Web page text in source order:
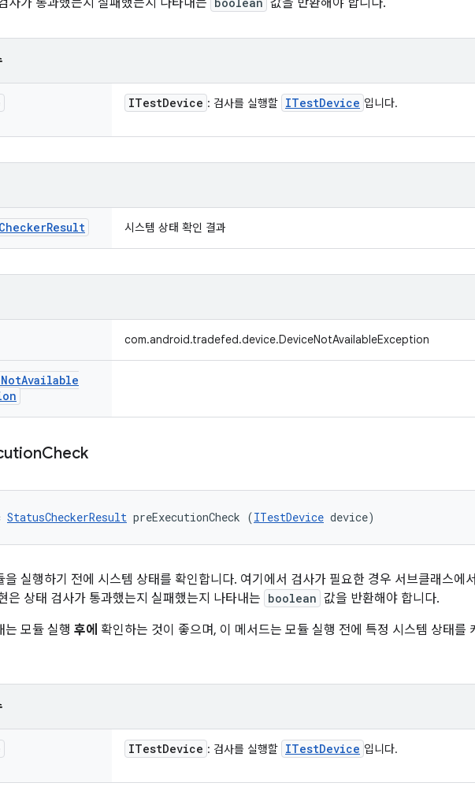
사가 통과했는지 실패했는지 나타내는
값을 반환해야 합니다.
ITestDevice : 검사를 실행할 ITestDevice 입니다.
CheckerResult 시스템 상태 확인 결과
com.android.tradefed.device.DeviceNotAvailableException
NotAvailable
Check
StatusCheckerResult preExecutionCheck (ITestDevice device)
을 실행하기 전에 시스템 상태를 확인합니다. 여기에서 검사가 필요한 경우 서브클래스에
은 상태 검사가 통과했는지 실패했는지 나타내는 boolean 값을 반환해야 합니다.
는 모듈 실행 후에 확인하는 것이 좋으며, 이 메서드는 모듈 실행 전에 특정 시스템 상태를
ITestDevice : 검사를 실행할 ITestDevice 입니다.